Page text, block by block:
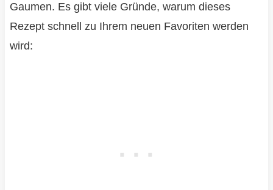
Gaumen. Es gibt viele Gründe, warum dieses
Rezept schnell zu Ihrem neuen Favoriten werden
wird: